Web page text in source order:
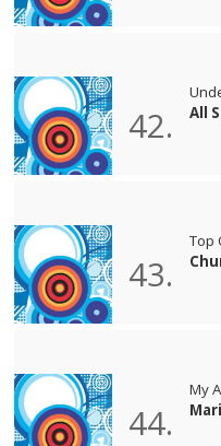
42.
All
43.
Top
44.
My